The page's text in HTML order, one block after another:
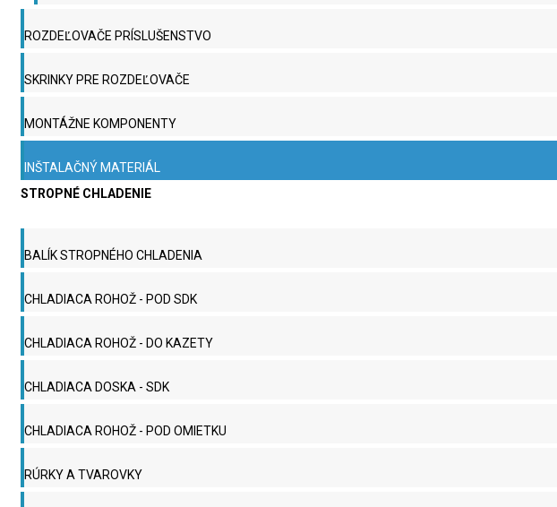
ROZDEĽOVAČE PRÍSLUŠENSTVO
SKRINKY PRE ROZDEĽOVAČE
MONTÁŽNE KOMPONENTY
INŠTALAČNÝ MATERIÁL
STROPNÉ CHLADENIE
BALÍK STROPNÉHO CHLADENIA
CHLADIACA ROHOŽ - POD SDK
CHLADIACA ROHOŽ - DO KAZETY
CHLADIACA DOSKA - SDK
CHLADIACA ROHOŽ - POD OMIETKU
RÚRKY A TVAROVKY